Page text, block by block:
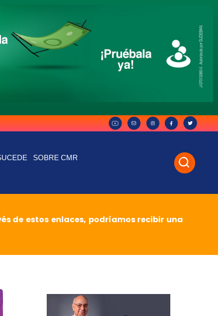
SOBRE CMR
de estos enlaces, podríamos recibir una